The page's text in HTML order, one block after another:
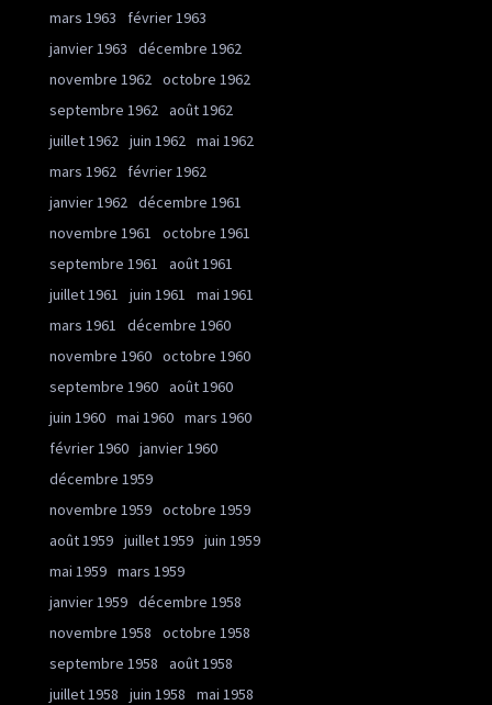
mars 1963
février 1963
janvier 1963
décembre 1962
novembre 1962 octobre 1962
septembre 1962 août 1962
juillet 1962 juin 1962 mai 1962
mars 1962
février 1962
janvier 1962 décembre 1961
novembre 1961
octobre 1961
septembre 1961
août 1961
juillet 1961
juin 1961
mai 1961
mars 1961
décembre 1960
novembre 1960 octobre 1960
septembre 1960 août 1960
juin 1960 mai 1960 mars 1960
février 1960 janvier 1960
décembre 1959
novembre 1959 octobre 1959
août 1959 juillet 1959 juin 1959
mai 1959 mars 1959
janvier 1959 décembre 1958
novembre 1958
octobre 1958
septembre 1958
août 1958
juillet 1958
juin 1958
mai 1958